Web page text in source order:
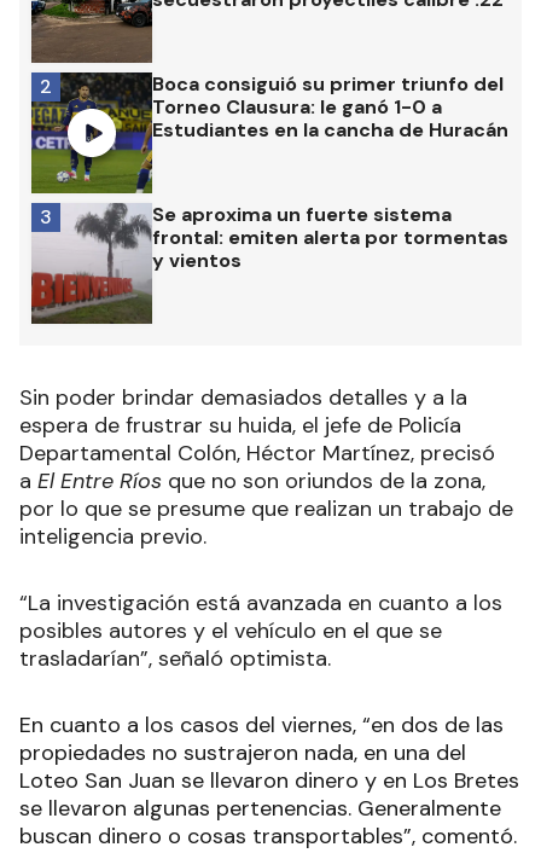
Boca consiguió su primer triunfo del
Torneo Clausura: le ganó 1-0 a
Estudiantes en la cancha de Huracán
2
Se aproxima un fuerte sistema
frontal: emiten alerta por tormentas
y vientos
3
Sin poder brindar demasiados detalles y a la
espera de frustrar su huida, el jefe de Policía
Departamental Colón, Héctor Martínez, precisó
a El Entre Ríos que no son oriundos de la zona,
por lo que se presume que realizan un trabajo de
inteligencia previo.
“La investigación está avanzada en cuanto a los
posibles autores y el vehículo en el que se
trasladarían”, señaló optimista.
En cuanto a los casos del viernes, “en dos de las
propiedades no sustrajeron nada, en una del
Loteo San Juan se llevaron dinero y en Los Bretes
se llevaron algunas pertenencias. Generalmente
buscan dinero o cosas transportables”, comentó.